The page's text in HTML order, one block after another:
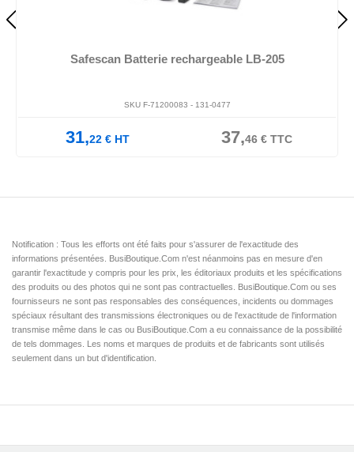
Safescan Batterie rechargeable LB-205
SKU F-71200083 - 131-0477
31,22 € HT 37,46€TTC
Notification : Tous les efforts ont été faits pour s'assurer de l'exactitude des
informations présentées. BusiBoutique.Com n'est néanmoins pas en mesure d'en
garantir l'exactitude y compris pour les prix, les éditoriaux produits et les spécifications
des produits ou des photos qui ne sont pas contractuelles. BusiBoutique.Com ou ses
fournisseurs ne sont pas responsables des conséquences, incidents ou dommages
spéciaux résultant des transmissions électroniques ou de l'exactitude de l'information
transmise même dans le cas ou BusiBoutique.Com a eu connaissance de la possibilité
de tels dommages. Les noms et marques de produits et de fabricants sont utilisés
seulement dans un but d'identification.